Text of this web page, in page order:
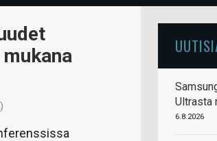
Ultrasta
6.8.2026